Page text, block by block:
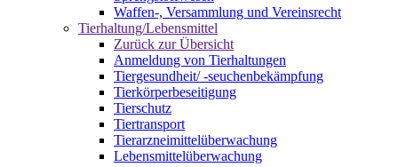
Waffen-, Versammlung und Vereinsrecht
Tierhaltung/Lebensmittel
Zurück zur Übersicht
Anmeldung von Tierhaltungen
Tiergesundheit/ -seuchenbekämpfung
Tierkörperbeseitigung
Tierschutz
Tiertransport
Tierarzneimittelüberwachung
Lebensmittelüberwachung